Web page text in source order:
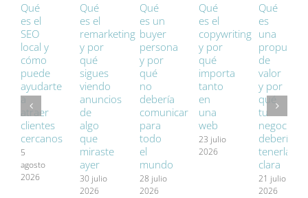
Qué
es el
SEO
local y
cómo
puede
ayudarte
a
atraer
clientes
cercanos
5
agosto
2026
Qué
es el
remarketing
y por
qué
sigues
viendo
anuncios
de
algo
que
miraste
ayer
30 julio
2026
Qué
es un
buyer
persona
y por
qué
no
debería
comunicar
para
todo
el
mundo
28 julio
2026
Qué
es el
copywriting
y por
qué
importa
tanto
en
una
web
23 julio
2026
Qué
es
una
propuesta
de
valor
y por
qué
tu
negocio
debería
tenerla
clara
21 julio
2026